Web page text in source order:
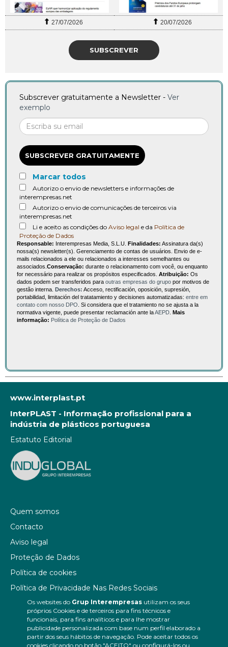
Os websites do Grup Interempresasutilizam os seus
próprios Cookies e de terceiros para fins técnicos e
funcionais, para fins analíticos e para lhe mostrar
publicidade personalizada com base num perfil elaborado a
partir dos seus hábitos de navegação. Pode aceitar todos os
cookies clicando no botão "ACEITO" ou configurá-los ou
27/07/2026 20/07/2026
SUBSCREVER
Subscrever gratuitamente a Newsletter - Ver
exemplo
SUBSCREVER GRATUITAMENTE
Marcar todos
Autorizo o envio de newsletters e informações de
interempresas.net
Autorizo o envio de comunicações de terceiros via
interempresas.net
Li e aceito as condições do Aviso legal e da Política de
Proteção de Dados
Responsable: Interempresas Media, S.L.U. Finalidades: Assinatura da(s)
nossa(s) newsletter(s). Gerenciamento de contas de usuários. Envio de e-
mails relacionados a ele ou relacionados a interesses semelhantes ou
associados. Conservação: durante o relacionamento com você, ou enquanto
for necessário para realizar os propósitos especificados. Atribuição: Os
dados podem ser transferidos para outras empresas do grupo por motivos de
gestão interna. Derechos: Acceso, rectificación, oposición, supresión,
portabilidad, limitación del tratatamiento y decisiones automatizadas: entre em
contato com nosso DPO . Si considera que el tratamiento no se ajusta a la
normativa vigente, puede presentar reclamación ante laAEPD Mais
informação: Política de Proteção de Dados
www.interplast.pt
InterPLAST - Informação profissional para a
indústria de plásticos portuguesa
Estatuto Editorial
Quem somos
Contacto
Aviso legal
Proteção de Dados
Política de cookies
Política de Privacidade Nas Redes Sociais
Canal de denúncias
Colaborações editoriais